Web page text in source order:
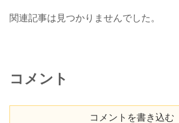
関連記事は見つかりませんでした。
コメント
コメントを書き込む